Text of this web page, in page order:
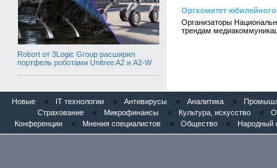
Robort от 3Logic Group расширил
портфель роботами Unitree A2 и A2-W
Оргкомитет
Организаторы
трендам
Новые « IT технологии « Антивирусы « Аналитика «
Страхование
« Микрофинансы « Культура, искусство «
Конференции
« Мнения специалистов « Общество « Народный